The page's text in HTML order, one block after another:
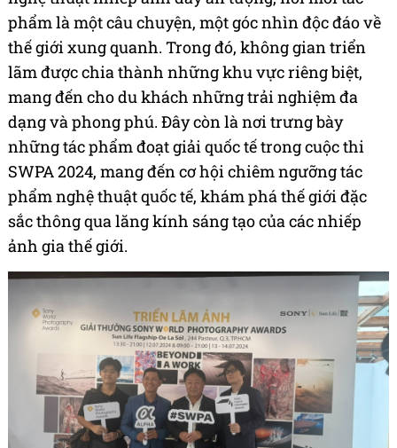
phẩm là một câu chuyện, một góc nhìn độc đáo về
thế giới xung quanh. Trong đó, không gian triển
lãm được chia thành những khu vực riêng biệt,
mang đến cho du khách những trải nghiệm đa
dạng và phong phú. Đây cònlànơi trưng bày
những tác phẩm đoạt giải quốc tế trong cuộc thi
SWPA 2024, mang đến cơ hội chiêm ngưỡng tác
phẩm nghệ thuật quốc tế, khám phá thế giới đặc
sắc thông qua lăng kính sáng tạo của các nhiếp
ảnh gia thế giới.